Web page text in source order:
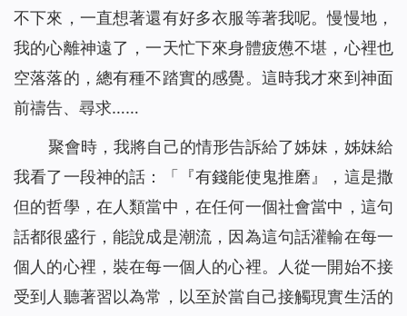
不下來，一直想著還有好多衣服等著我呢。慢慢地，
我的心離神遠了，一天忙下來身體疲憊不堪，心裡也
空落落的，總有種不踏實的感覺。這時我才來到神面
前禱告、尋求……
聚會時，我將自己的情形告訴給了姊妹，姊妹給
我看了一段神的話：「
『有錢能使鬼推磨』，這是撒
但的哲學，在人類當中，在任何一個社會當中，這句
話都很盛行，能說成是潮流，因為這句話灌輸在每一
個人的心裡，裝在每一個人的心裡。人從一開始不接
受到人聽著習以為常，以至於當自己接觸現實生活的